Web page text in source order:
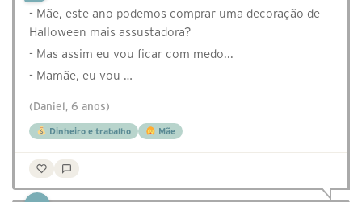
- Mãe, este ano podemos comprar uma decoração de
Halloween mais assustadora?
- Mas assim eu vou ficar com medo...
- Mamãe, eu vou …
(Daniel, 6 anos)
Dinheiro e trabalho Mãe